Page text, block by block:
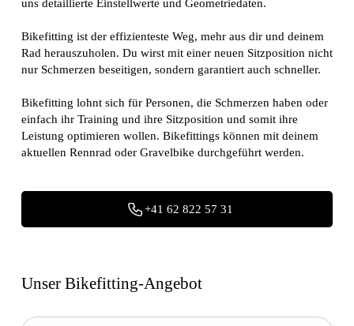
uns detaillierte Einstellwerte und Geometriedaten.
Bikefitting ist der effizienteste Weg, mehr aus dir und deinem
Rad herauszuholen. Du wirst mit einer neuen Sitzposition nicht
nur Schmerzen beseitigen, sondern garantiert auch schneller.
Bikefitting lohnt sich für Personen, die Schmerzen haben oder
einfach ihr Training und ihre Sitzposition und somit ihre
Leistung optimieren wollen. Bikefittings können mit deinem
aktuellen Rennrad oder Gravelbike durchgeführt werden.
+41 62 822 57 31
Unser Bikefitting-Angebot